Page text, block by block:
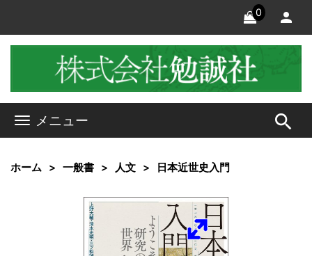
0
メニュー search
ホーム 一般書 人文 日本近世史入門